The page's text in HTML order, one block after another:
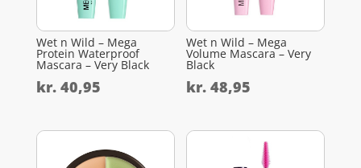
Wet n Wild – Mega
Protein Waterproof
Mascara – Very Black
kr.40,95
Wet n Wild – Mega
Volume Mascara – Very
Black
kr. 48,95